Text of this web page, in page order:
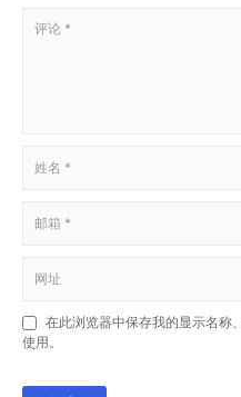
在此浏览器中保存我的显示名称
使用。